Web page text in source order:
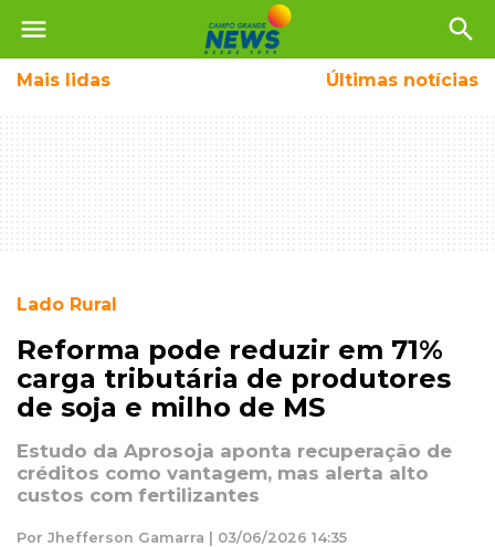
menu search
Mais lidas Últimas notícias
Lado Rural
Reforma pode reduzir em 71%
carga tributária de produtores
de soja e milho de MS
Estudo da Aprosoja aponta recuperação de
créditos como vantagem, mas alerta alto
custos com fertilizantes
Por Jhefferson Gamarra | 03/06/2026 14:35